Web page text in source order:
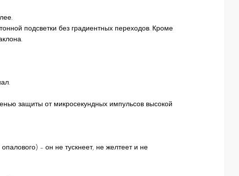
подсветки без градиентных переходов. Кроме
защиты от микросекундных импульсов высокой
– он не тускнеет, не желтеет и не